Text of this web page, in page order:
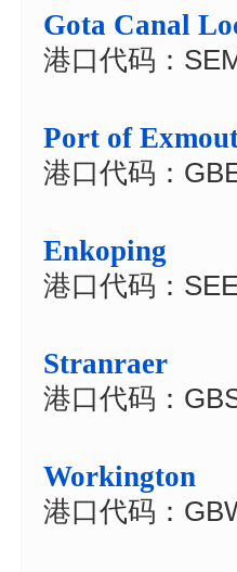
Gota Canal
港口代码：
Port of
港口代码：
Enkoping
港口代码：
Stranraer
港口代码：
Workington
港口代码：